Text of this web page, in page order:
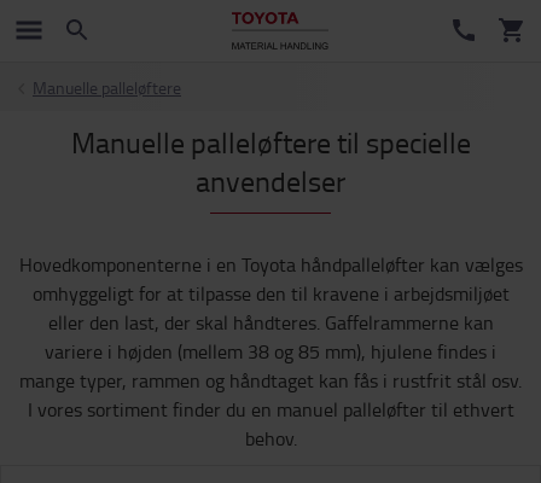
Manuelle palleløftere
Manuelle palleløftere til specielle
anvendelser
Hovedkomponenterne i en Toyota håndpalleløfter kan vælges
omhyggeligt for at tilpasse den til kravene i arbejdsmiljøet
eller den last, der skal håndteres. Gaffelrammerne kan
variere i højden (mellem 38 og 85 mm), hjulene findes i
mange typer, rammen og håndtaget kan fås i rustfrit stål osv.
I vores sortiment finder du en manuel palleløfter til ethvert
behov.